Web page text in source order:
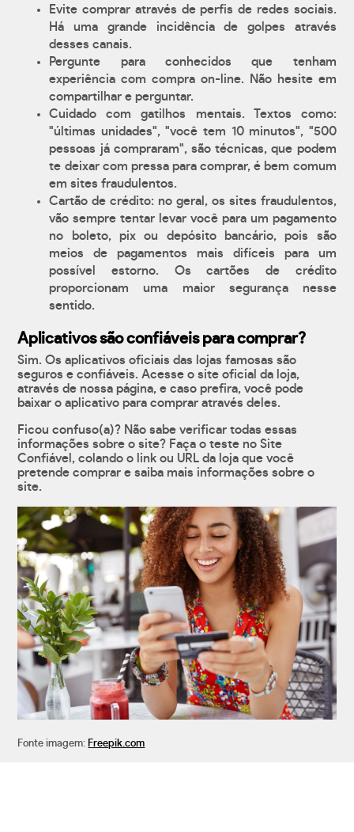
Evite comprar através de perfis de redes sociais.
Há uma grande incidência de golpes através
desses canais.
Pergunte para conhecidos que tenham
experiência com compra on-line. Não hesite em
compartilhar e perguntar.
Cuidado com gatilhos mentais. Textos como:
"últimas unidades", "você tem 10 minutos", "500
pessoas já compraram", são técnicas, que podem
te deixar com pressa para comprar, é bem comum
em sites fraudulentos.
Cartão de crédito: no geral, os sites fraudulentos,
vão sempre tentar levar você para um pagamento
no boleto, pix ou depósito bancário, pois são
meios de pagamentos mais difíceis para um
possível estorno. Os cartões de crédito
proporcionam uma maior segurança nesse
sentido.
Aplicativos são confiáveis para comprar?
Sim. Os aplicativos oficiais das lojas famosas são
seguros e confiáveis. Acesse o site oficial da loja,
através de nossa página, e caso prefira, você pode
baixar o aplicativo para comprar através deles.
Ficou confuso(a)? Não sabe verificar todas essas
informações sobre o site? Faça o teste no Site
Confiável, colando o link ou URL da loja que você
pretende comprar e saiba mais informações sobre o
site.
Fonte imagem: Freepik.com